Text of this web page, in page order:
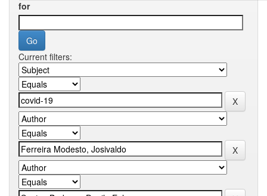
for
Current filters: